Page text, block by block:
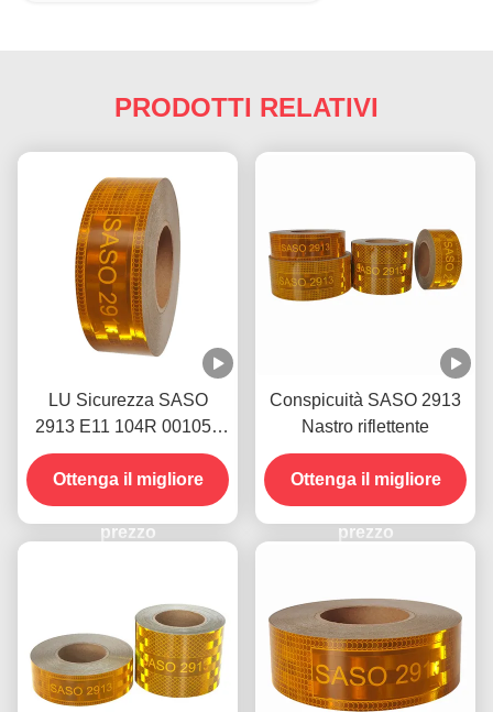
PRODOTTI RELATIVI
LU Sicurezza SASO
2913 E11 104R 001059
Nastro riflettente per
veicoli personalizzato
Ottenga il migliore
prezzo
Conspicuità SASO 2913
Nastro riflettente
Ottenga il migliore
prezzo